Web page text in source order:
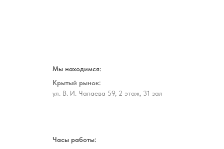
Крытый рынок:
ул. В. И. Чапаева 59, 2 этаж, 31 зал
Мы находимся:
Часы работы: